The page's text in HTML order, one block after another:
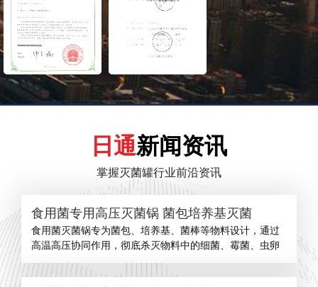
日通新闻资讯
掌握灭菌罐行业前沿资讯
食用菌专用高压灭菌锅 菌包培养基灭菌
食用菌灭菌锅专为菌包、培养基、菌棒等物料设计，通过
高温高压协同作用，彻底杀灭物料中的细菌、霉菌、虫卵